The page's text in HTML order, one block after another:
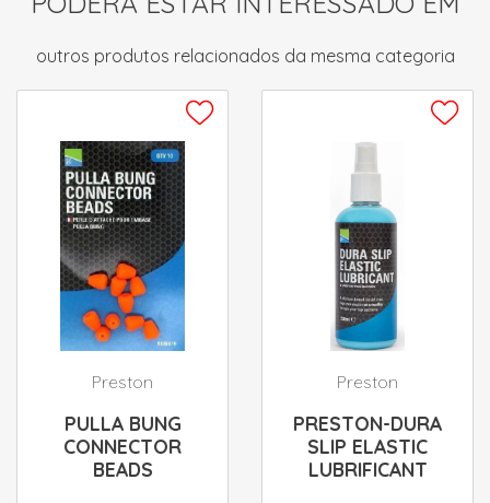
outros produtos relacionados da mesma categoria
Preston
PULLA BUNG
CONNECTOR
BEADS
Preston
PRESTON-DURA
SLIP ELASTIC
LUBRIFICANT